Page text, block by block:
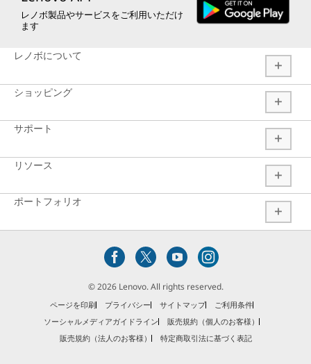
別
ス
マ
ー
ト
ソ
リ
ュ
ー
シ
レノボ製品やサービスをご利用いただけ
ます
レノボについて
ショッピング
サポート
リソース
ポートフォリオ
© 2026 Lenovo. All rights reserved.
ページを印刷 プライバシー サイトマップ
ご利用条件
ソーシャルメディアガイドライン
販売規約（個人のお客様）
販売規約（法人のお客様）
特定商取引法に基づく表記